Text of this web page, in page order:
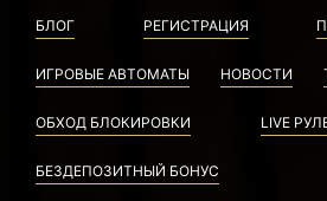
БЛОГ РЕГИСТРАЦИЯ
ИГРОВЫЕ АВТОМАТЫ НОВОСТИ
ОБХОД БЛОКИРОВКИ LIVE
БЕЗДЕПОЗИТНЫЙ БОНУС